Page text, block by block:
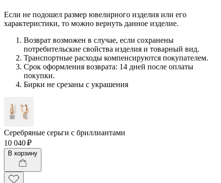
Если не подошел размер ювелирного изделия или его
характеристики, то можно вернуть данное изделие.
Возврат возможен в случае, если сохранены
потребительские свойства изделия и товарный вид.
Транспортные расходы компенсируются покупателем.
Срок оформления возврата: 14 дней после оплаты
покупки.
Бирки не срезаны с украшения
Серебряные серьги с бриллиантами
10 040 ₽
В корзину